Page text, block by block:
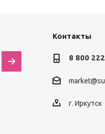
Контакты
8 800
г. Иркутск